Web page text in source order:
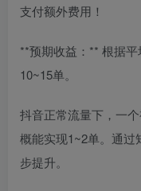
支付额外费用！
**预期收益：** 根据
10~15单。
抖音正常流量下，一
概能实现1~2单。通过
步提升。